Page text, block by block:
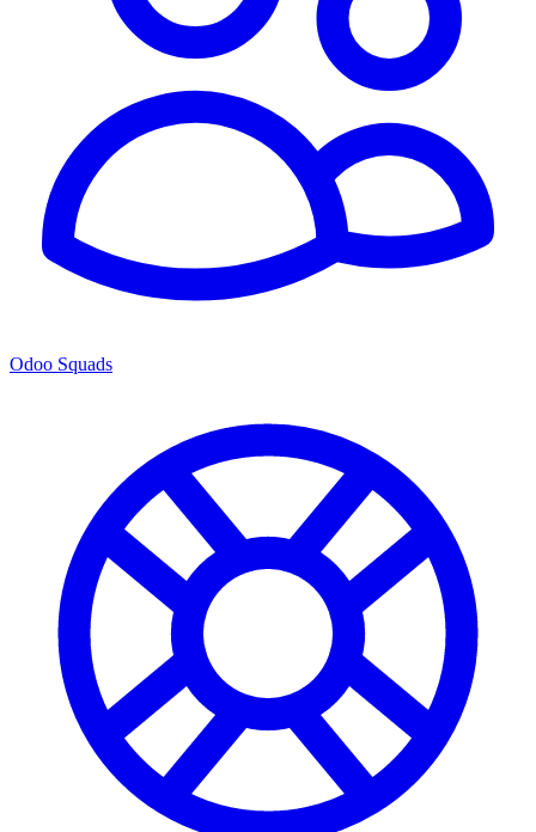
Odoo Squads